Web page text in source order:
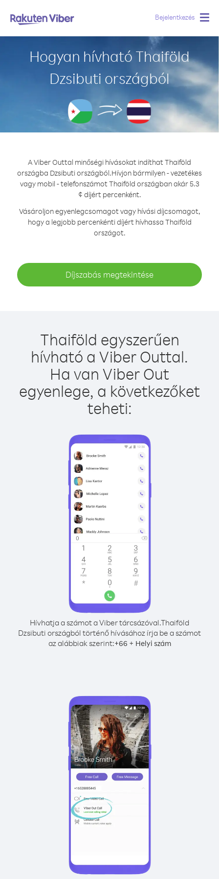
Bejelentkezés
Hogyan hívható Thaiföld
Dzsibuti országból
A Viber Outtal minőségi hívásokat indíthat Thaiföld
országba Dzsibuti országból.Hívjon bármilyen - vezetékes
vagy mobil - telefonszámot Thaiföld országban akár 5.3
¢ díjért percenként.
Vásároljon egyenlegcsomagot vagy hívási díjcsomagot,
hogy a legjobb percenkénti díjért hívhassa Thaiföld
országot.
Díjszabás megtekintése
Thaiföld egyszerűen
hívható a Viber Outtal.
Ha van Viber Out
egyenlege, a következőket
teheti:
Hívhatja a számot a Viber tárcsázóval.Thaiföld
Dzsibuti országból történő hívásához írja be a számot
az alábbiak szerint:+66 + Helyi szám